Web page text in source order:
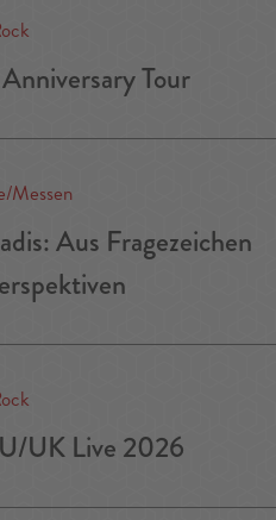
Tour
Messen
Aus Fragezeichen
UK Live 2026